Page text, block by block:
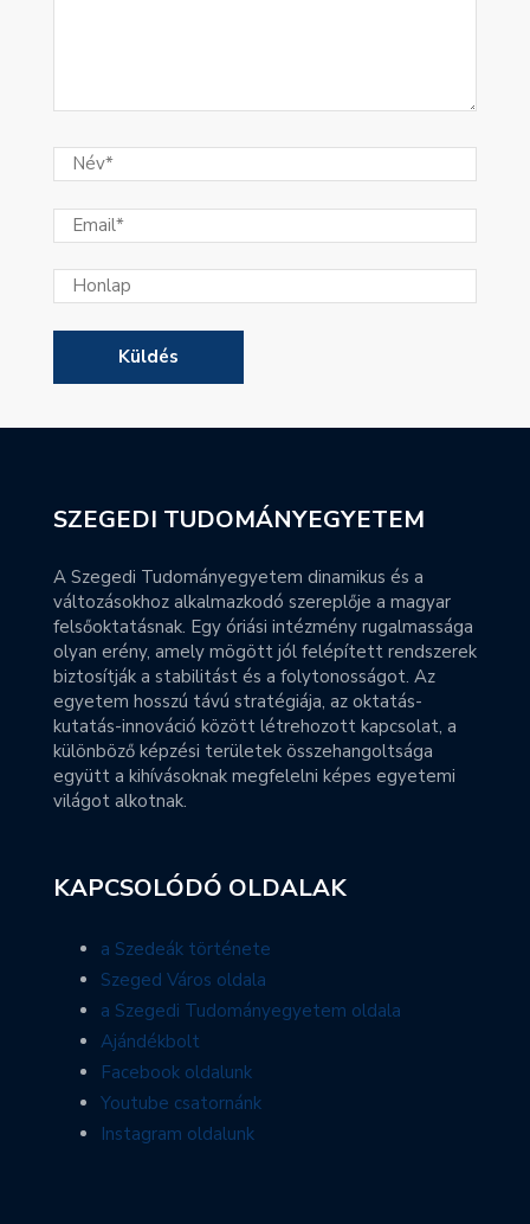
SZEGEDI TUDOMÁNYEGYETEM
A Szegedi Tudományegyetem dinamikus és a
változásokhoz alkalmazkodó szereplője a magyar
felsőoktatásnak. Egy óriási intézmény rugalmassága
olyan erény, amely mögött jól felépített rendszerek
biztosítják a stabilitást és a folytonosságot. Az
egyetem hosszú távú stratégiája, az oktatás-
kutatás-innováció között létrehozott kapcsolat, a
különböző képzési területek összehangoltsága
együtt a kihívásoknak megfelelni képes egyetemi
világot alkotnak.
KAPCSOLÓDÓ OLDALAK
a Szedeák története
Szeged Város oldala
a Szegedi Tudományegyetem oldala
Ajándékbolt
Facebook oldalunk
Youtube csatornánk
Instagram oldalunk